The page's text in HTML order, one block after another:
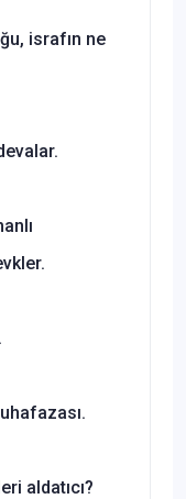
israfın ne
aldatıcı?